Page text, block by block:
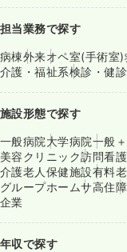
担当業務で探す
病棟外来オペ室(手術室)
介護・福祉系検診・健診
施設形態で探す
一般病院大学病院一般
美容クリニック訪問看護
介護老人保健施設有料
グループホームサ高住
企業
年収で探す